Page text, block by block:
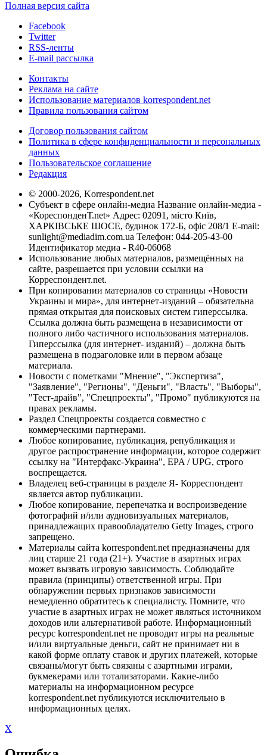
Полная версия сайта
Facebook
Twitter
RSS-ленты
E-mail рассылка
Контакты
Реклама на сайте
Использование материалов korrespondent.net
Правила пользования сайтом
Договор пользования сайтом
Политика в сфере конфиденциальности и персональных
данных
Пользовательское соглашение
Редакция
© 2000-2026, Korrespondent.net
Субъект в сфере онлайн-медиа Название онлайн-медиа -
«КореспонденТ.net» Адрес: 02091, місто Київ,
ХАРКІВСЬКЕ ШОСЕ, будинок 172-Б, офіс 208/1 E-mail:
sunlight@mediadim.com.ua Телефон: 044-205-43-00
Идентификатор медиа - R40-06068
Использование любых материалов, размещённых на
сайте, разрешается при условии ссылки на
Корреспондент.net.
При копировании материалов со страницы «Новости
Украины и мира», для интернет-изданий – обязательна
прямая открытая для поисковых систем гиперссылка.
Ссылка должна быть размещена в независимости от
полного либо частичного использования материалов.
Гиперссылка (для интернет- изданий) – должна быть
размещена в подзаголовке или в первом абзаце
материала.
Новости с пометками "Мнение", "Экспертиза",
"Заявление", "Регионы", "Деньги", "Власть", "Выборы",
"Тест-драйв", "Спецпроекты", "Промо" публикуются на
правах рекламы.
Раздел Спецпроекты создается совместно с
коммерческими партнерами.
Любое копирование, публикация, републикация и
другое распространение информации, которое содержит
ссылку на "Интерфакс-Украина", EPA / UPG, строго
воспрещается.
Владелец веб-страницы в разделе Я- Корреспондент
является автор публикации.
Любое копирование, перепечатка и воспроизведение
фотографий и/или аудиовизуальных материалов,
принадлежащих правообладателю Getty Images, строго
запрещено.
Материалы сайта korrespondent.net предназначены для
лиц старше 21 года (21+). Участие в азартных играх
может вызвать игровую зависимость. Соблюдайте
правила (принципы) ответственной игры. При
обнаружении первых признаков зависимости
немедленно обратитесь к специалисту. Помните, что
участие в азартных играх не может являться источником
доходов или альтернативой работе. Информационный
ресурс korrespondent.net не проводит игры на реальные
и/или виртуальные деньги, сайт не принимает ни в
какой форме оплату ставок и других платежей, которые
связаны/могут быть связаны с азартными играми,
букмекерами или тотализаторами. Какие-либо
материалы на информационном ресурсе
korrespondent.net публикуются исключительно в
информационных целях.
X